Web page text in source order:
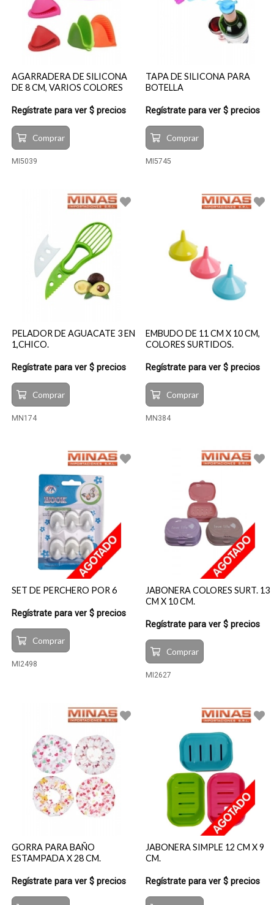
AGARRADERA DE SILICONA
DE 8 CM, VARIOS COLORES
Regístrate para ver $ precios
Comprar
MI5039
TAPA DE SILICONA PARA
BOTELLA
Regístrate para ver $ precios
Comprar
MI5745
PELADOR DE AGUACATE 3 EN
1,CHICO.
Regístrate para ver $ precios
Comprar
MN174
EMBUDO DE 11 CM X 10 CM,
COLORES SURTIDOS.
Regístrate para ver $ precios
Comprar
MN384
SET DE PERCHERO POR 6
Regístrate para ver $ precios
Comprar
MI2498
JABONERA COLORES SURT. 13
CM X 10 CM.
Regístrate para ver $ precios
Comprar
MI2627
GORRA PARA BAÑO
ESTAMPADA X 28 CM.
Regístrate para ver $ precios
JABONERA SIMPLE 12 CM X 9
CM.
Regístrate para ver $ precios